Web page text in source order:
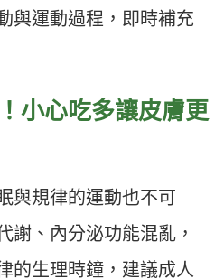
與運動過程，即時補充
小心吃多讓皮膚更
與規律的運動也不可
謝、內分泌功能混亂，
的生理時鐘，建議成人